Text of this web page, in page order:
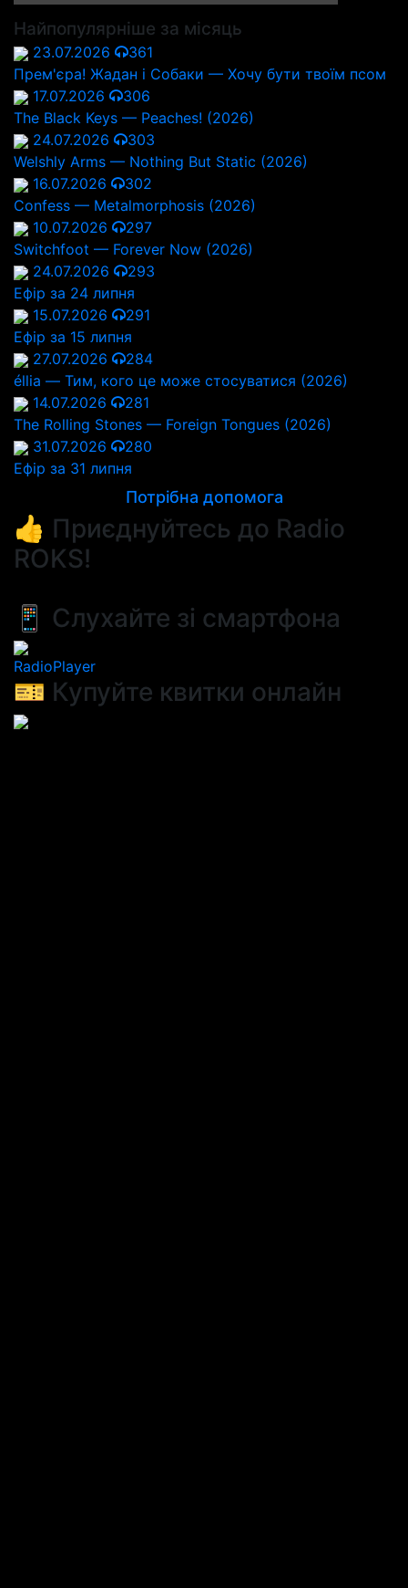
Найпопулярніше за місяць
23.07.2026
361
Прем'єра! Жадан і Собаки — Хочу бути твоїм псом
17.07.2026
306
The Black Keys — Peaches! (2026)
24.07.2026
303
Welshly Arms — Nothing But Static (2026)
16.07.2026
302
Confess — Metalmorphosis (2026)
10.07.2026
297
Switchfoot — Forever Now (2026)
24.07.2026
293
Ефір за 24 липня
15.07.2026
291
Ефір за 15 липня
27.07.2026
284
éllia — Тим, кого це може стосуватися (2026)
14.07.2026
281
The Rolling Stones — Foreign Tongues (2026)
31.07.2026
280
Ефір за 31 липня
Потрібна допомога
👍 Приєднуйтесь до Radio
ROKS!
📱 Слухайте зі смартфона
RadioPlayer
🎫 Купуйте квитки онлайн